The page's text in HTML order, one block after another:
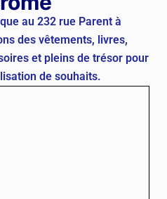
au 232 rue Parent à
des vêtements, livres,
et pleins de trésor pour
de souhaits.